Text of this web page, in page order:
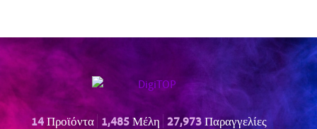
14 Προϊόντα 1,485 Μέλη 27,973 Παραγγελίες